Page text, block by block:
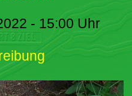
- 15:00 Uhr